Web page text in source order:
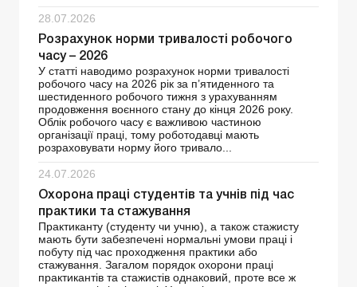
28.07.2026
Розрахунок норми тривалості робочого
часу – 2026
У статті наводимо розрахунок норми тривалості
робочого часу на 2026 рік за п’ятиденного та
шестиденного робочого тижня з урахуванням
продовження воєнного стану до кінця 2026 року.
Облік робочого часу є важливою частиною
організації праці, тому роботодавці мають
розраховувати норму його тривало...
24.07.2026
Охорона праці студентів та учнів під час
практики та стажування
Практиканту (студенту чи учню), а також стажисту
мають бути забезпечені нормальні умови праці і
побуту під час проходження практики або
стажування. Загалом порядок охорони праці
практикантів та стажистів однаковий, проте все ж